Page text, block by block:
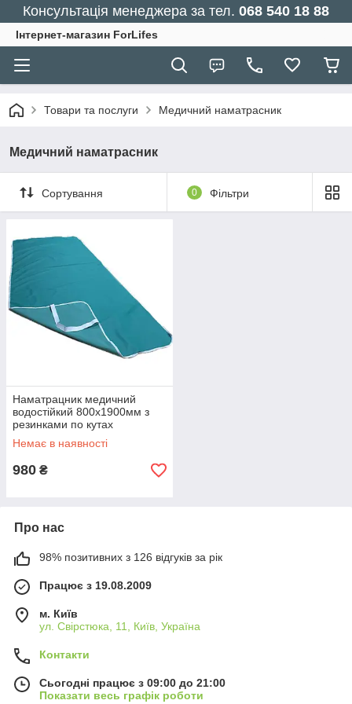
Консультація менеджера за тел. 068 540 18 88
Інтернет-магазин ForLifes
Товари та послуги Медичний наматрасник
Медичний наматрасник
Сортування 0 Фільтри
Наматрацник медичний
водостійкий 800х1900мм з
резинками по кутах
Немає в наявності
980 ₴
Про нас
98% позитивних з 126 відгуків за рік
Працює з 19.08.2009
м. Київ
ул. Свірстюка, 11, Київ, Україна
Контакти
Сьогодні працює з 09:00 до 21:00
Показати весь графік роботи